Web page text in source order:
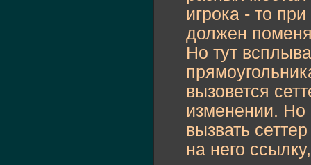
игрока - то
должен
Но тут
вызовется
изменении. Но
вызвать
на него